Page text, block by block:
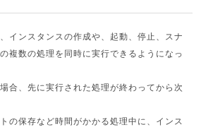
インスタンスの作成や、起動、停止、スナ
複数の処理を同時に実行できるようになっ
合、先に実行された処理が終わってから次
の保存など時間がかかる処理中に、インス